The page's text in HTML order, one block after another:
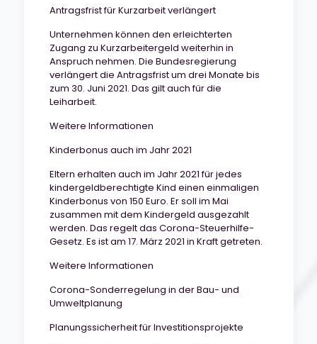
Antragsfrist für Kurzarbeit verlängert
Unternehmen können den erleichterten
Zugang zu Kurzarbeitergeld weiterhin in
Anspruch nehmen. Die Bundesregierung
verlängert die Antragsfrist um drei Monate bis
zum 30. Juni 2021. Das gilt auch für die
Leiharbeit.
Weitere Informationen
Kinderbonus auch im Jahr 2021
Eltern erhalten auch im Jahr 2021 für jedes
kindergeldberechtigte Kind einen einmaligen
Kinderbonus von 150 Euro. Er soll im Mai
zusammen mit dem Kindergeld ausgezahlt
werden. Das regelt das Corona-Steuerhilfe-
Gesetz. Es ist am 17. März 2021 in Kraft getreten.
Weitere Informationen
Corona-Sonderregelung in der Bau- und
Umweltplanung
Planungssicherheit für Investitionsprojekte